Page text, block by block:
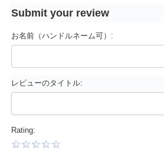
Submit your review
お名前（ハンドルネーム可）:
レビューのタイトル:
Rating: